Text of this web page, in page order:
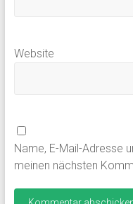
Website
Name, E-Mail-Adresse
meinen nächsten